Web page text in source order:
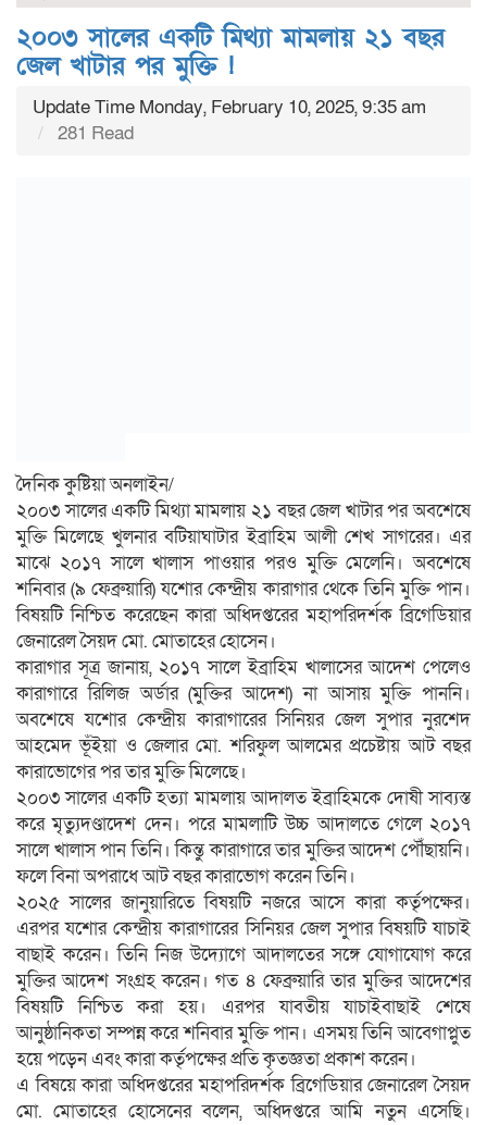
২০০৩ সালের একটি মিথ্যা মামলায় ২১ বছর
জেল খাটার পর মুক্তি !
Update Time Monday, February 10, 2025, 9:35 am
281 Read
দৈনিক কুষ্টিয়া অনলাইন/
২০০৩ সালের একটি মিথ্যা মামলায় ২১ বছর জেল খাটার পর অবশেষে
মুক্তি মিলেছে খুলনার বটিয়াঘাটার ইব্রাহিম আলী শেখ সাগরের। এর
মাঝে ২০১৭ সালে খালাস পাওয়ার পরও মুক্তি মেলেনি। অবশেষে
শনিবার (৯ ফেব্রুয়ারি) যশোর কেন্দ্রীয় কারাগার থেকে তিনি মুক্তি পান।
বিষয়টি নিশ্চিত করেছেন কারা অধিদপ্তরের মহাপরিদর্শক ব্রিগেডিয়ার
জেনারেল সৈয়দ মো. মোতাহের হোসেন।
কারাগার সূত্র জানায়, ২০১৭ সালে ইব্রাহিম খালাসের আদেশ পেলেও
কারাগারে রিলিজ অর্ডার (মুক্তির আদেশ) না আসায় মুক্তি পাননি।
অবশেষে যশোর কেন্দ্রীয় কারাগারের সিনিয়র জেল সুপার নুরশেদ
আহমেদ ভূঁইয়া ও জেলার মো. শরিফুল আলমের প্রচেষ্টায় আট বছর
কারাভোগের পর তার মুক্তি মিলেছে।
২০০৩ সালের একটি হত্যা মামলায় আদালত ইব্রাহিমকে দোষী সাব্যস্ত
করে মৃত্যুদণ্ডাদেশ দেন। পরে মামলাটি উচ্চ আদালতে গেলে ২০১৭
সালে খালাস পান তিনি। কিন্তু কারাগারে তার মুক্তির আদেশ পৌঁছায়নি।
ফলে বিনা অপরাধে আট বছর কারাভোগ করেন তিনি।
২০২৫ সালের জানুয়ারিতে বিষয়টি নজরে আসে কারা কর্তৃপক্ষের।
এরপর যশোর কেন্দ্রীয় কারাগারের সিনিয়র জেল সুপার বিষয়টি যাচাই
বাছাই করেন। তিনি নিজ উদ্যোগে আদালতের সঙ্গে যোগাযোগ করে
মুক্তির আদেশ সংগ্রহ করেন। গত ৪ ফেব্রুয়ারি তার মুক্তির আদেশের
বিষয়টি নিশ্চিত করা হয়। এরপর যাবতীয় যাচাইবাছাই শেষে
আনুষ্ঠানিকতা সম্পন্ন করে শনিবার মুক্তি পান। এসময় তিনি আবেগাপ্লুত
হয়ে পড়েন এবং কারা কর্তৃপক্ষের প্রতি কৃতজ্ঞতা প্রকাশ করেন।
এ বিষয়ে কারা অধিদপ্তরের মহাপরিদর্শক ব্রিগেডিয়ার জেনারেল সৈয়দ
মো. মোতাহের হোসেনের বলেন, অধিদপ্তরে আমি নতুন এসেছি।